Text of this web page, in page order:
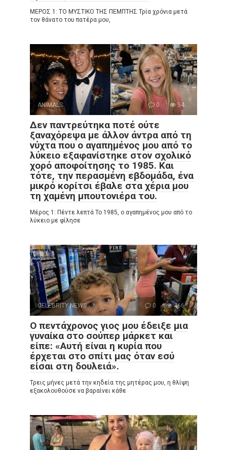
ΜΕΡΟΣ 1: ΤΟ ΜΥΣΤΙΚΟ ΤΗΣ ΠΕΜΠΤΗΣ Τρία χρόνια μετά
τον θάνατο του πατέρα μου,
ANIMALS 0 54
Δεν παντρεύτηκα ποτέ ούτε
ξαναχόρεψα με άλλον άντρα από τη
νύχτα που ο αγαπημένος μου από το
λύκειο εξαφανίστηκε στον σχολικό
χορό αποφοίτησης το 1985. Και
τότε, την περασμένη εβδομάδα, ένα
μικρό κορίτσι έβαλε στα χέρια μου
τη χαμένη μπουτονιέρα του.
Μέρος 1: Πέντε λεπτά Το 1985, ο αγαπημένος μου από το
λύκειο με φίλησε
CELEBRITY NEWS 0 466
Ο πεντάχρονος γιος μου έδειξε μια
γυναίκα στο σούπερ μάρκετ και
είπε: «Αυτή είναι η κυρία που
έρχεται στο σπίτι μας όταν εσύ
είσαι στη δουλειά».
Τρεις μήνες μετά την κηδεία της μητέρας μου, η θλίψη
εξακολουθούσε να βαραίνει κάθε